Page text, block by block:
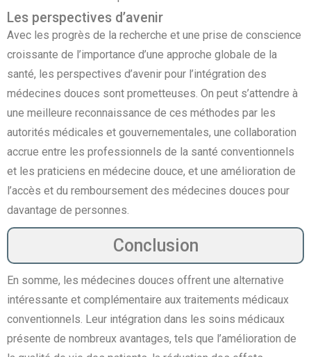
Les perspectives d’avenir
Avec les progrès de la recherche et une prise de conscience
croissante de l’importance d’une approche globale de la
santé, les perspectives d’avenir pour l’intégration des
médecines douces sont prometteuses. On peut s’attendre à
une meilleure reconnaissance de ces méthodes par les
autorités médicales et gouvernementales, une collaboration
accrue entre les professionnels de la santé conventionnels
et les praticiens en médecine douce, et une amélioration de
l’accès et du remboursement des médecines douces pour
davantage de personnes.
Conclusion
En somme, les médecines douces offrent une alternative
intéressante et complémentaire aux traitements médicaux
conventionnels. Leur intégration dans les soins médicaux
présente de nombreux avantages, tels que l’amélioration de